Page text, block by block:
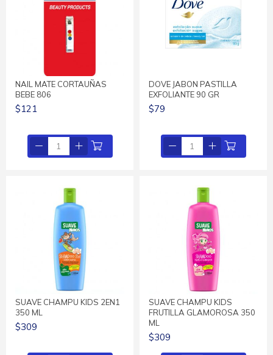
NAIL MATE CORTAUÑAS
BEBE 806
$121
DOVE JABON PASTILLA
EXFOLIANTE 90 GR
$79
SUAVE CHAMPU KIDS 2EN1
350 ML
$309
SUAVE CHAMPU KIDS
FRUTILLA GLAMOROSA 350
ML
$309